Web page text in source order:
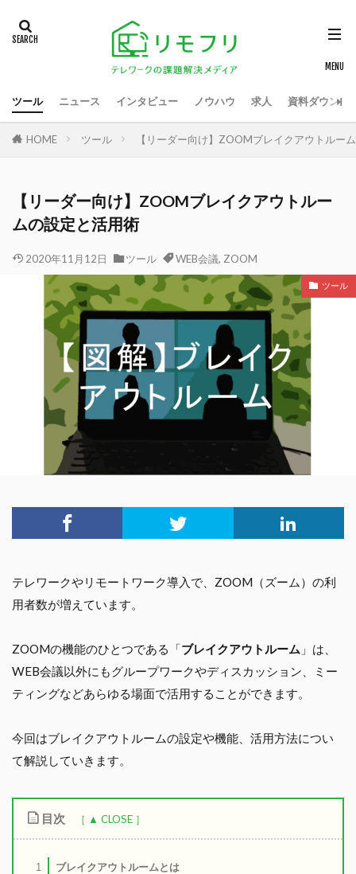
ツール ニュース インタビュー ノウハウ 求人 資料ダウンロ
HOME ツール 【リーダー向け】ZOOMブレイクアウトルー
【リーダー向け】ZOOMブレイクアウトルー
ムの設定と活用術
2020年11月12日 ツール WEB会議, ZOOM
ツール
テレワークやリモートワーク導入で、ZOOM（ズーム）の利
用者数が増えています。
ZOOMの機能のひとつである「ブレイクアウトルーム 」は、
WEB会議以外にもグループワークやディスカッション、ミー
ティングなどあらゆる場面で活用することができます。
今回はブレイクアウトルームの設定や機能、活用方法につい
て解説していきます。
目次
1 ブレイクアウトルームとは